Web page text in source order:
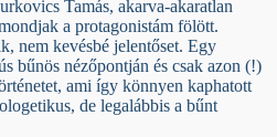
Tamás, akarva-akaratlan
a protagonistám fölött.
nem kevésbé jelentőset. Egy
bűnös nézőpontján és csak azon (!)
ami így könnyen kaphatott
de legalábbis a bűnt